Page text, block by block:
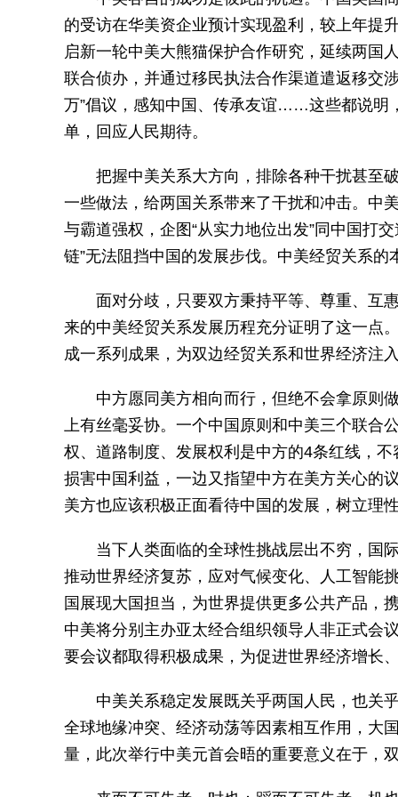
的受访在华美资企业预计实现盈利，较上年提
启新一轮中美大熊猫保护合作研究，延续两国
联合侦办，并通过移民执法合作渠道遣返移交
万”倡议，感知中国、传承友谊……这些都说明
单，回应人民期待。
把握中美关系大方向，排除各种干扰甚至
一些做法，给两国关系带来了干扰和冲击。中
与霸道强权，企图“从实力地位出发”同中国打
链”无法阻挡中国的发展步伐。中美经贸关系的
面对分歧，只要双方秉持平等、尊重、互
来的中美经贸关系发展历程充分证明了这一点
成一系列成果，为双边经贸关系和世界经济注
中方愿同美方相向而行，但绝不会拿原则
上有丝毫妥协。一个中国原则和中美三个联合
权、道路制度、发展权利是中方的4条红线，
损害中国利益，一边又指望中方在美方关心的
美方也应该积极正面看待中国的发展，树立理
当下人类面临的全球性挑战层出不穷，国
推动世界经济复苏，应对气候变化、人工智能
国展现大国担当，为世界提供更多公共产品，
中美将分别主办亚太经合组织领导人非正式会
要会议都取得积极成果，为促进世界经济增长
中美关系稳定发展既关乎两国人民，也关
全球地缘冲突、经济动荡等因素相互作用，大
量，此次举行中美元首会晤的重要意义在于，